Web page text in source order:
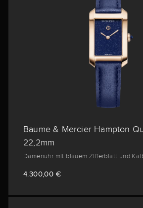
Baume & Mercier Hampton
22,2mm
Damenuhr mit blauem Zifferblatt und
4.300,00 €